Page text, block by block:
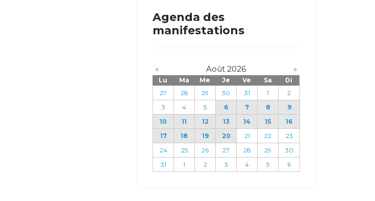
Agenda des
manifestations
« Août 2026 »
Lu Ma Me Je Ve Sa
Di
27
28 29 30 31 1
2
3
4 5 6 7 8
9
10
11 12 13 14 15
16
17
18 19 20 21 22
23
24
25 26 27 28 29
30
31
1 2 3 4 5 6